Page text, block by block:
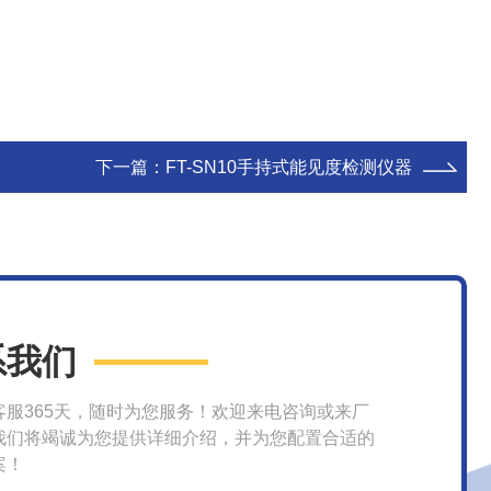
下一篇： FT-SN10手持式能见度检测仪器
们
服365天，随时为您服务！欢迎来电咨询或来厂
们将竭诚为您提供详细介绍，并为您配置合适的